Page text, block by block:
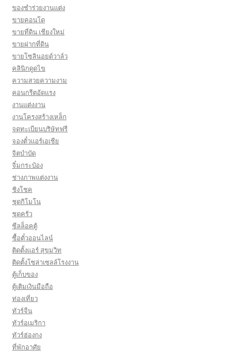
ของชำร่วยงานแต่ง
ขายคอนโด
ขายที่ดิน เชียงใหม่
ขายฝากที่ดิน
ขายโซลินอยด์วาล์ว
คลินิกดูดไข
ความสวยความงาม
คอนกรีตอัดแรง
งานแต่งงาน
งานโครงสร้างเหล็ก
จดทะเบียนบริษัทฟรี
จองตั๋วแอร์เอเชีย
จิตบำบัด
จิ๋มกระป๋อง
ช่างภาพแต่งงาน
ชิงโชค
ชุดกิโมโน
ชุดครัว
ซีลล็อคตู้
ซื้อตั๋วออนไลน์
ติดตั้งเเอร์ สุขุมวิท
ติดตั้งโซล่าเซลล์โรงงาน
ตู้เก็บของ
ตู้เติมเงินมือถือ
ท่องเที่ยว
ทัวร์จีน
ทัวร์อเมริกา
ทัวร์ฮ่องกง
ที่พักอาศัย